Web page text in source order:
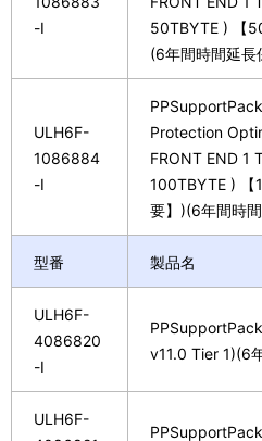
-I
50TBYTE ) 【
(6年間時間延長
ULH6F-
1086884
-I
Protection
FRONT END 1
100TBYTE ) 【
要】)(6年間時
型番 製品名
ULH6F-
4086820
-I
v11.0 Tier 1)(6
ULH6F-